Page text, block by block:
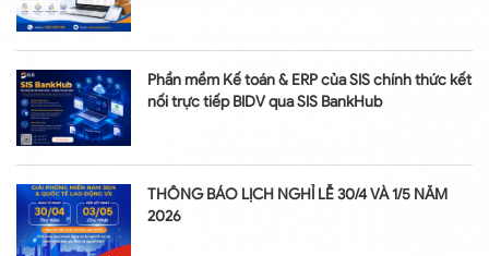
Phần mềm Kế toán & ERP của SIS chính thức kết
nối trực tiếp BIDV qua SIS BankHub
THÔNG BÁO LỊCH NGHỈ LỄ 30/4 VÀ 1/5 NĂM
2026